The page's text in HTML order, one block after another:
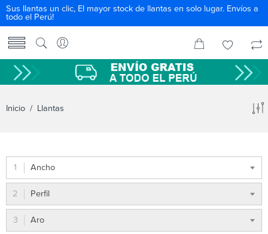
Sus llantas un clic, El mayor stock de llantas en solo lugar. Envíos a
todo el Perú!
Inicio / Llantas
Ancho
Perfil
Aro